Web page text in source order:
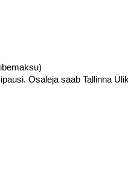
Osaleja saab Tallinna